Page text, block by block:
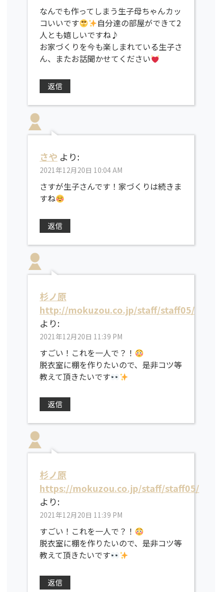
なんでも作ってしまう生子母ちゃんカッ
コいいです
自分達の部屋ができて2
人とも嬉しいですね♪
お家づくりを今も楽しまれている生子さ
ん、またお話聞かせてください
返信
さや より:
2021年12月20日 10:04 AM
さすが生子さんです！家づくりは続きま
すね
返信
杉ノ原
http://mokuzou.co.jp/staff/staff05/
より:
2021年12月20日 11:39 PM
すごい！これを一人で？！
脱衣室に棚を作りたいので、是非コツ等
教えて頂きたいです
返信
杉ノ原
https://mokuzou.co.jp/staff/staff05/
より:
2021年12月20日 11:39 PM
すごい！これを一人で？！
脱衣室に棚を作りたいので、是非コツ等
教えて頂きたいです
返信